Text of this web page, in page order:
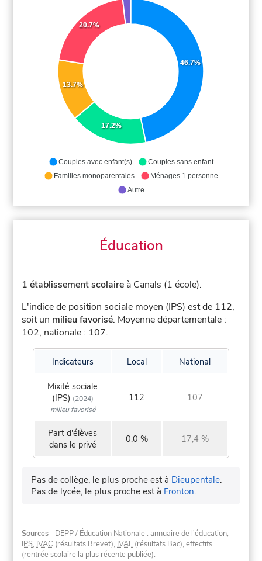
46.7%
17.2%
13.7%
20.7%
Couples avec enfant(s)
Couples sans enfant
Familles monoparentales
Ménages 1 personne
Autre
Éducation
1 établissement scolaire à Canals (1 école).
L'indice de position sociale moyen (IPS) est de 112,
soit un milieu favorisé. Moyenne départementale :
102, nationale : 107.
Indicateurs Local National
Mixité sociale
(IPS) (2024)
milieu favorisé
112 107
Part d'élèves
dans le privé
0,0 % 17,4 %
Pas de collège, le plus proche est à Dieupentale.
Pas de lycée, le plus proche est à Fronton.
Sources - DEPP / Éducation Nationale : annuaire de l'éducation,
IPS, IVAC (résultats Brevet), IVAL (résultats Bac), effectifs
(rentrée scolaire la plus récente publiée).